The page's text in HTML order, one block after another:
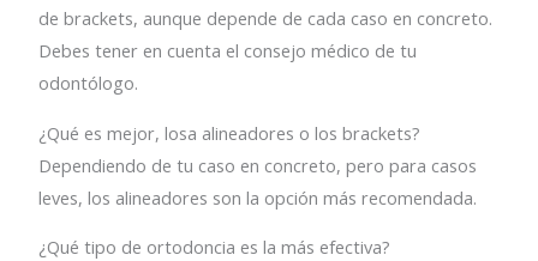
de brackets, aunque depende de cada caso en concreto.
Debes tener en cuenta el consejo médico de tu
odontólogo.
¿Qué es mejor, losa alineadores o los brackets?
Dependiendo de tu caso en concreto, pero para casos
leves, los alineadores son la opción más recomendada.
¿Qué tipo de ortodoncia es la más efectiva?